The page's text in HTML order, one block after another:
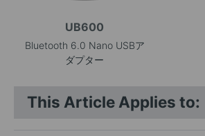
UB600
Bluetooth 6.0 Nano USBア
ダプター
This Article Applies to: